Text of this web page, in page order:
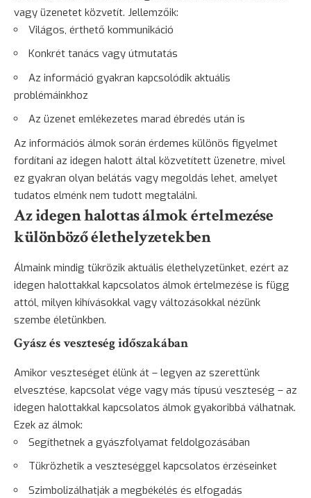
vagy üzenetet közvetít. Jellemzőik:
Világos, érthető kommunikáció
Konkrét tanács vagy útmutatás
Az információ gyakran kapcsolódik aktuális
problémáinkhoz
Az üzenet emlékezetes marad ébredés után is
Az információs álmok során érdemes különös figyelmet
fordítani az idegen halott által közvetített üzenetre, mivel
ez gyakran olyan belátás vagy megoldás lehet, amelyet
tudatos elménk nem tudott megtalálni.
Az idegen halottas álmok értelmezése
különböző élethelyzetekben
Álmaink mindig tükrözik aktuális élethelyzetünket, ezért az
idegen halottakkal kapcsolatos álmok értelmezése is függ
attól, milyen kihívásokkal vagy változásokkal nézünk
szembe életünkben.
Gyász és veszteség időszakában
Amikor veszteséget élünk át – legyen az szerettünk
elvesztése, kapcsolat vége vagy más típusú veszteség – az
idegen halottakkal kapcsolatos álmok gyakoribbá válhatnak.
Ezek az álmok:
Segíthetnek a gyászfolyamat feldolgozásában
Tükrözhetik a veszteséggel kapcsolatos érzéseinket
Szimbolizálhatják a megbékélés és elfogadás